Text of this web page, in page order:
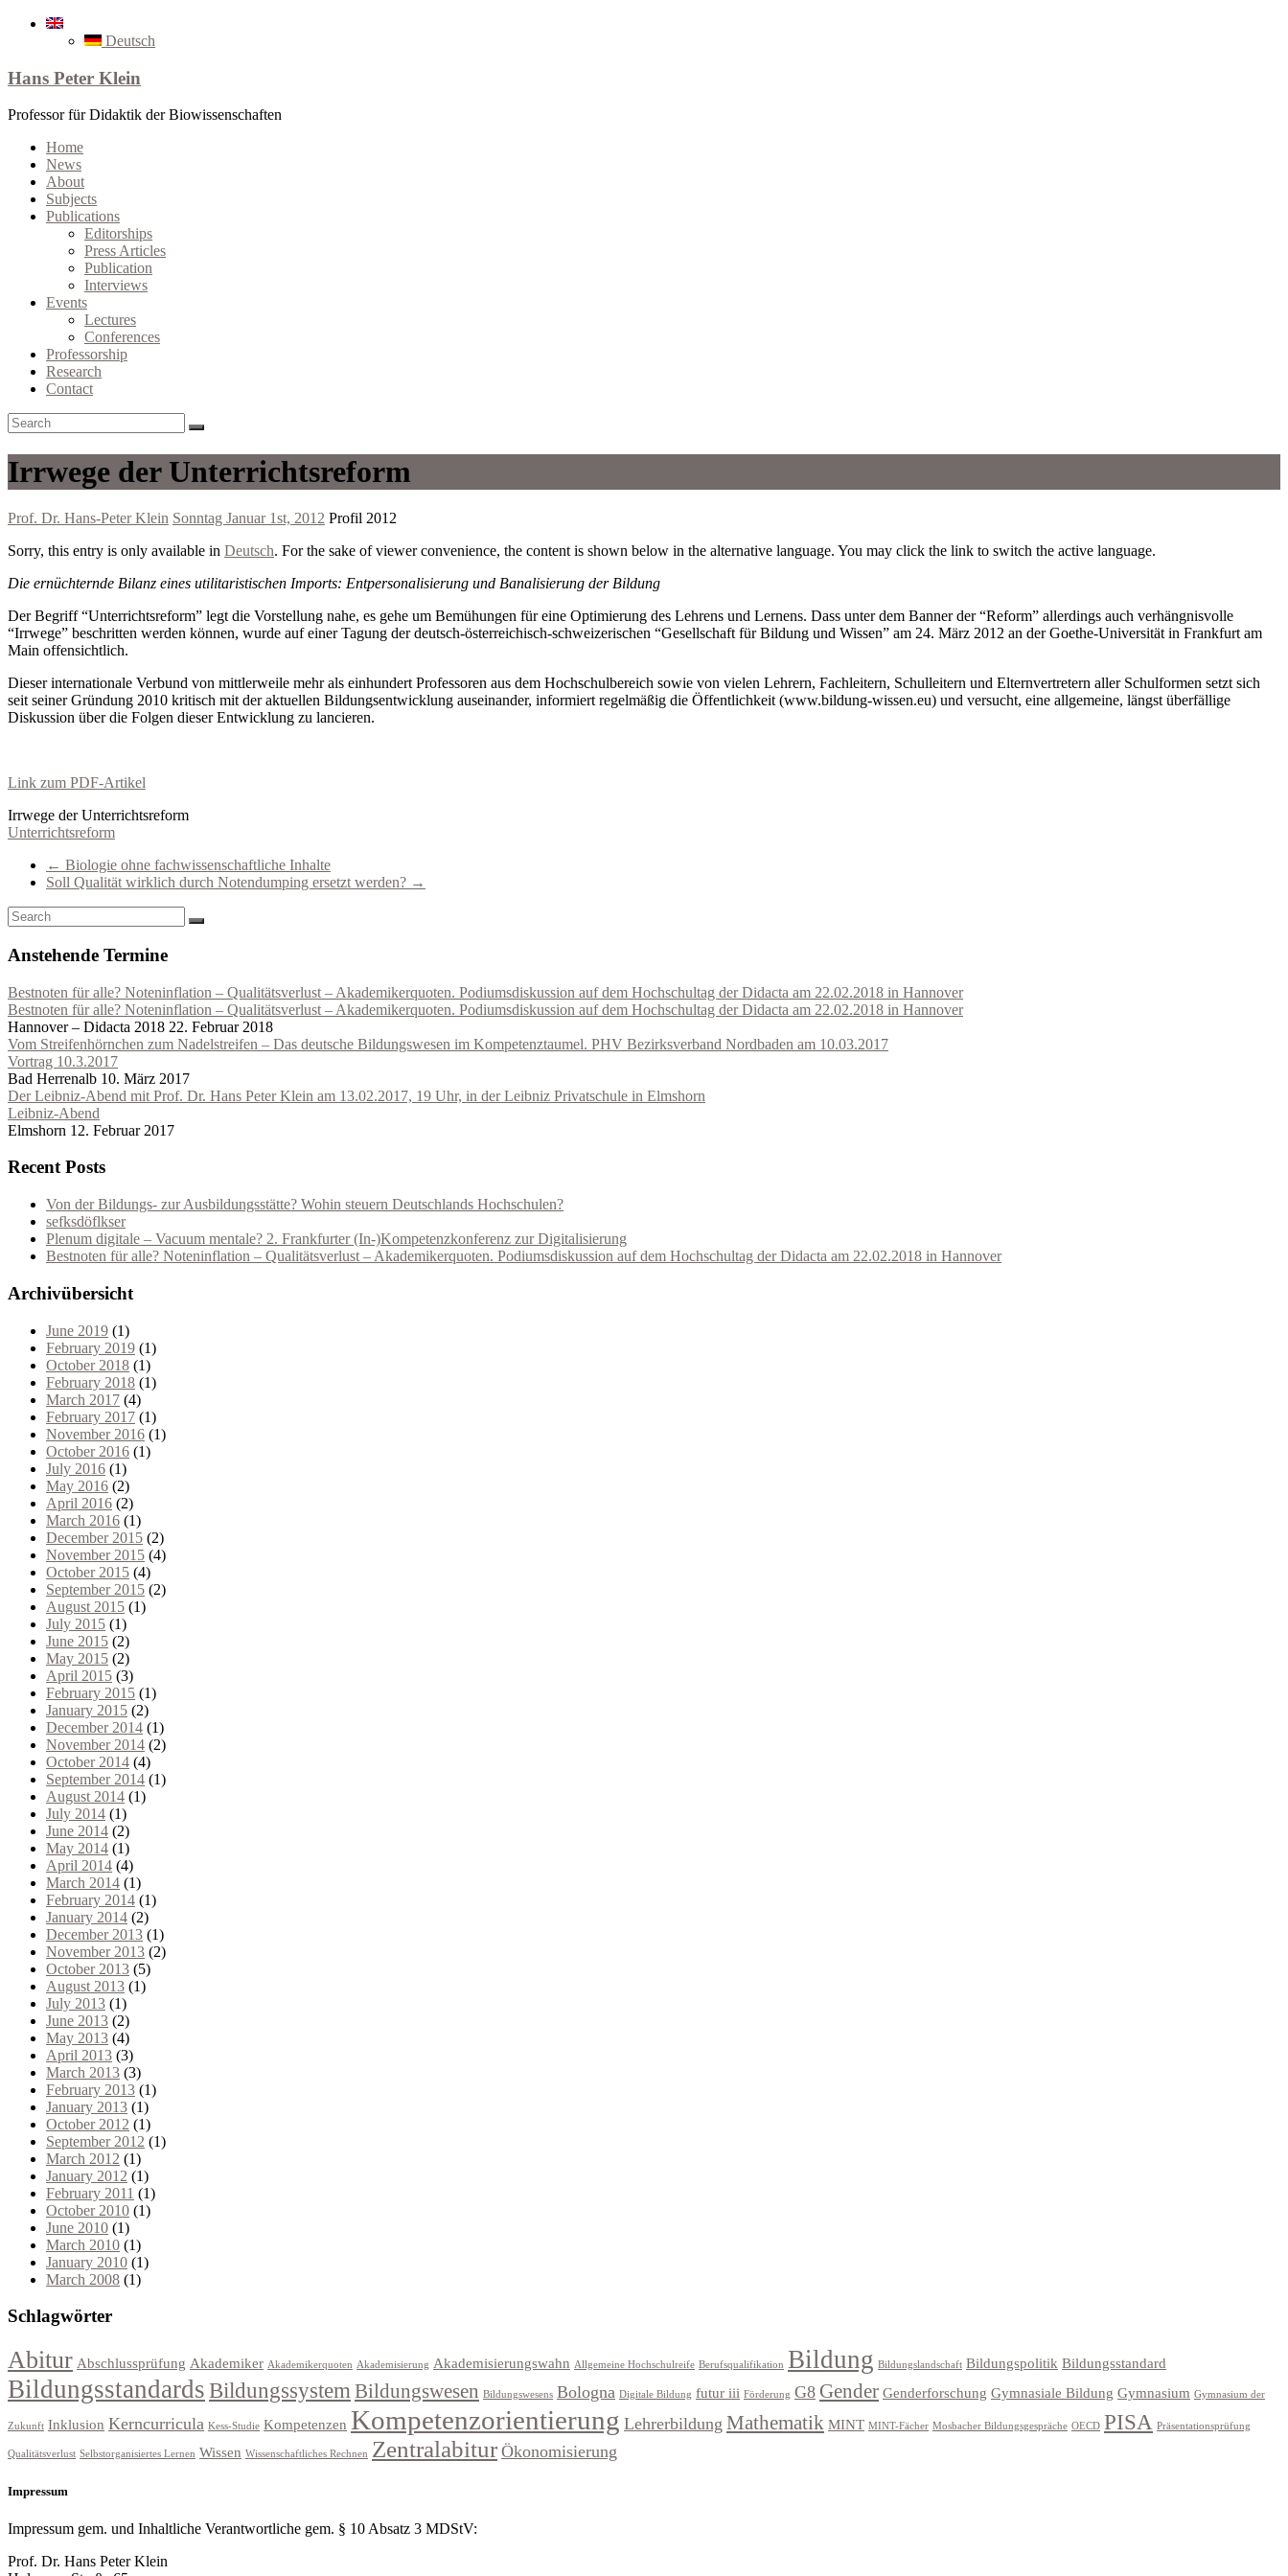
Deutsch
Hans Peter Klein
Professor für Didaktik der Biowissenschaften
Home
News
About
Subjects
Publications
Editorships
Press Articles
Publication
Interviews
Events
Lectures
Conferences
Professorship
Research
Contact
Irrwege der Unterrichtsreform
Prof. Dr. Hans-Peter Klein Sonntag Januar 1st, 2012 Profil 2012
Sorry, this entry is only available in Deutsch. For the sake of viewer convenience, the content is shown below in the alternative language. You may click the link to switch the active language.
Die ernüchternde Bilanz eines utilitaristischen Imports: Entpersonalisierung und Banalisierung der Bildung
Der Begriff “Unterrichtsreform” legt die Vorstellung nahe, es gehe um Bemühungen für eine Optimierung des Lehrens und Lernens. Dass unter dem Banner der “Reform” allerdings auch verhängnisvolle
“Irrwege” beschritten werden können, wurde auf einer Tagung der deutsch-österreichisch-schweizerischen “Gesellschaft für Bildung und Wissen” am 24. März 2012 an der Goethe-Universität in Frankfurt am
Main offensichtlich.
Dieser internationale Verbund von mittlerweile mehr als einhundert Professoren aus dem Hochschulbereich sowie von vielen Lehrern, Fachleitern, Schulleitern und Elternvertretern aller Schulformen setzt sich
seit seiner Gründung 2010 kritisch mit der aktuellen Bildungsentwicklung auseinander, informiert regelmäßig die Öffentlichkeit (www.bildung-wissen.eu) und versucht, eine allgemeine, längst überfällige
Diskussion über die Folgen dieser Entwicklung zu lancieren.
Link zum PDF-Artikel
Irrwege der Unterrichtsreform
Unterrichtsreform
← Biologie ohne fachwissenschaftliche Inhalte
Soll Qualität wirklich durch Notendumping ersetzt werden? →
Anstehende Termine
Bestnoten für alle? Noteninflation – Qualitätsverlust – Akademikerquoten. Podiumsdiskussion auf dem Hochschultag der Didacta am 22.02.2018 in Hannover
Bestnoten für alle? Noteninflation – Qualitätsverlust – Akademikerquoten. Podiumsdiskussion auf dem Hochschultag der Didacta am 22.02.2018 in Hannover
Hannover – Didacta 2018 22. Februar 2018
Vom Streifenhörnchen zum Nadelstreifen – Das deutsche Bildungswesen im Kompetenztaumel. PHV Bezirksverband Nordbaden am 10.03.2017
Vortrag 10.3.2017
Bad Herrenalb 10. März 2017
Der Leibniz-Abend mit Prof. Dr. Hans Peter Klein am 13.02.2017, 19 Uhr, in der Leibniz Privatschule in Elmshorn
Leibniz-Abend
Elmshorn 12. Februar 2017
Recent Posts
Von der Bildungs- zur Ausbildungsstätte? Wohin steuern Deutschlands Hochschulen?
sefksdöflkser
Plenum digitale – Vacuum mentale? 2. Frankfurter (In-)Kompetenzkonferenz zur Digitalisierung
Bestnoten für alle? Noteninflation – Qualitätsverlust – Akademikerquoten. Podiumsdiskussion auf dem Hochschultag der Didacta am 22.02.2018 in Hannover
Archivübersicht
June 2019 (1)
February 2019 (1)
October 2018 (1)
February 2018 (1)
March 2017 (4)
February 2017 (1)
November 2016 (1)
October 2016 (1)
July 2016 (1)
May 2016 (2)
April 2016 (2)
March 2016 (1)
December 2015 (2)
November 2015 (4)
October 2015 (4)
September 2015 (2)
August 2015 (1)
July 2015 (1)
June 2015 (2)
May 2015 (2)
April 2015 (3)
February 2015 (1)
January 2015 (2)
December 2014 (1)
November 2014 (2)
October 2014 (4)
September 2014 (1)
August 2014 (1)
July 2014 (1)
June 2014 (2)
May 2014 (1)
April 2014 (4)
March 2014 (1)
February 2014 (1)
January 2014 (2)
December 2013 (1)
November 2013 (2)
October 2013 (5)
August 2013 (1)
July 2013 (1)
June 2013 (2)
May 2013 (4)
April 2013 (3)
March 2013 (3)
February 2013 (1)
January 2013 (1)
October 2012 (1)
September 2012 (1)
March 2012 (1)
January 2012 (1)
February 2011 (1)
October 2010 (1)
June 2010 (1)
March 2010 (1)
January 2010 (1)
March 2008 (1)
Schlagwörter
Abitur Abschlussprüfung Akademiker Akademikerquoten Akademisierung Akademisierungswahn Allgemeine Hochschulreife Berufsqualifikation Bildung Bildungslandschaft Bildungspolitik Bildungsstandard
Bildungsstandards BildungssystemBildungswesen Bildungswesens Bologna Digitale Bildung futur iii Förderung G8 Gender Genderforschung Gymnasiale Bildung Gymnasium Gymnasium der
Zukunft Inklusion Kerncurricula Kess-Studie Kompetenzen Kompetenzorientierung Lehrerbildung Mathematik MINT MINT-Fächer Mosbacher Bildungsgespräche OECD PISA Präsentationsprüfung
Qualitätsverlust Selbstorganisiertes Lernen Wissen Wissenschaftliches Rechnen Zentralabitur Ökonomisierung
Impressum
Impressum gem. und Inhaltliche Verantwortliche gem. § 10 Absatz 3 MDStV:
Prof. Dr. Hans Peter Klein